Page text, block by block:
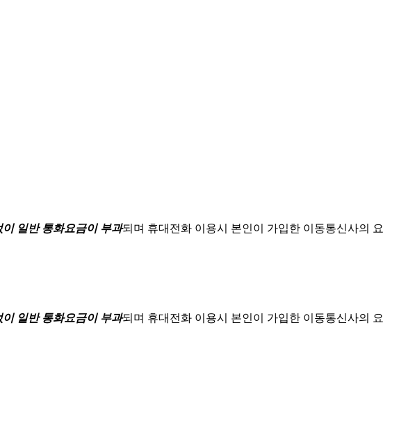
일반 통화요금이 부과되며 휴대전화 이용시 본인이 가입한 이동통신사의 요
일반 통화요금이 부과되며 휴대전화 이용시 본인이 가입한 이동통신사의 요